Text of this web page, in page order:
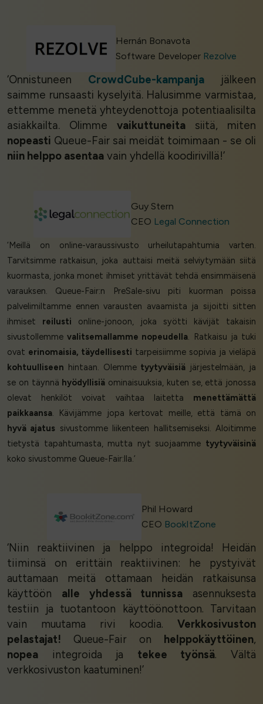
Hernán Bonavota
Software Developer Rezolve
‘Onnistuneen CrowdCube-kampanja jälkeen
saimme runsaasti kyselyitä. Halusimme varmistaa,
ettemme menetä yhteydenottoja potentiaalisilta
asiakkailta. Olimme vaikuttuneita siitä, miten
nopeasti Queue-Fair sai meidät toimimaan - se oli
niin helppo asentaa vain yhdellä koodirivillä!’
Guy Stern
CEO Legal Connection
‘Meillä on online-varaussivusto urheilutapahtumia varten.
Tarvitsimme ratkaisun, joka auttaisi meitä selviytymään siitä
kuormasta, jonka monet ihmiset yrittävät tehdä ensimmäisenä
varauksen. Queue-Fair:n PreSale-sivu piti kuorman poissa
palvelimiltamme ennen varausten avaamista ja sijoitti sitten
ihmiset reilusti online-jonoon, joka syötti kävijät takaisin
sivustollemmevalitsemallamme nopeudella. Ratkaisu ja tuki
ovat erinomaisia, täydellisesti tarpeisiimme sopivia ja vieläpä
kohtuulliseen hintaan. Olemme tyytyväisiä järjestelmään, ja
se on täynnä hyödyllisiä ominaisuuksia, kuten se, että jonossa
olevat henkilöt voivat vaihtaa laitetta menettämättä
paikkaansa. Kävijämme jopa kertovat meille, että tämä on
hyvä ajatus sivustomme liikenteen hallitsemiseksi. Aloitimme
tietystä tapahtumasta, mutta nyt suojaamme tyytyväisinä
koko sivustomme Queue-Fair:lla.’
Phil Howard
CEO BookItZone
‘Niin reaktiivinen ja helppo integroida! Heidän
tiiminsä on erittäin reaktiivinen: he pystyivät
auttamaan meitä ottamaan heidän ratkaisunsa
käyttöön alle yhdessä tunnissa asennuksesta
testiin ja tuotantoon käyttöönottoon. Tarvitaan
vain muutama rivi koodia. Verkkosivuston
pelastajat! Queue-Fair on helppokäyttöinen,
nopea integroida ja tekee työnsä. Vältä
verkkosivuston kaatuminen!’